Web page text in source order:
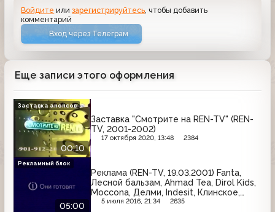
Войдите илизарегистрируйтесь , чтобы добавить
комментарий
Вход через Телеграм
Еще записи этого оформления
00:10
Заставка "Смотрите на REN-TV" (REN-
TV, 2001-2002)
17 октября 2020, 13:48 2384
Заставка анонсов
05:00
Реклама (REN-TV, 19.03.2001) Fanta,
Лесной бальзам, Ahmad Tea, Dirol Kids,
Moccona, Делми, Indesit, Клинское,
Lipton
5 июля 2016, 21:34 2635
Рекламный блок